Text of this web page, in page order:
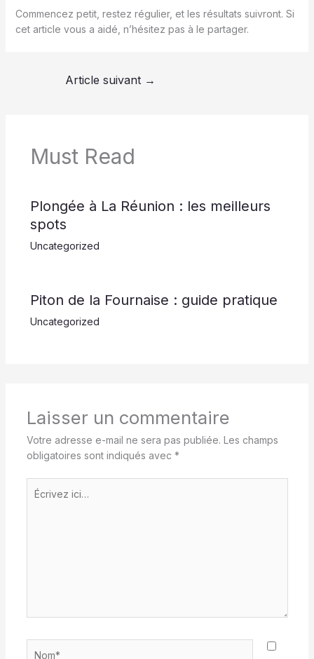
Commencez petit, restez régulier, et les résultats suivront. Si
cet article vous a aidé, n’hésitez pas à le partager.
Article suivant →
Must Read
Plongée à La Réunion : les meilleurs
spots
Uncategorized
Piton de la Fournaise : guide pratique
Uncategorized
Laisser un commentaire
Votre adresse e-mail ne sera pas publiée. Les champs
obligatoires sont indiqués avec *
ici…